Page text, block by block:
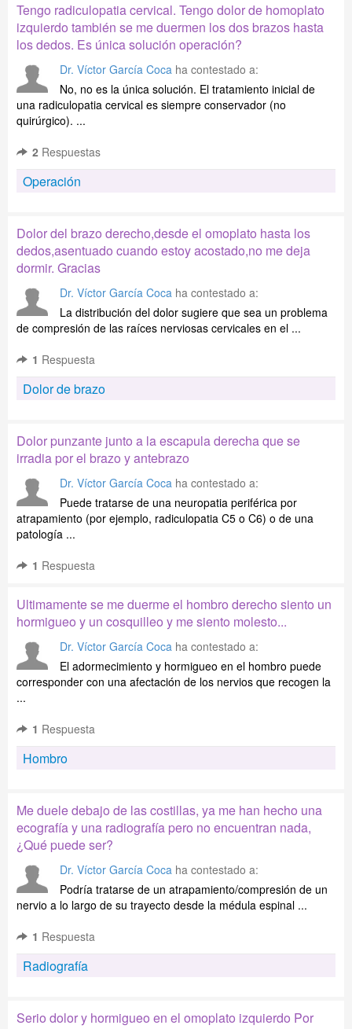
Tengo radiculopatia cervical. Tengo dolor de homoplato
izquierdo también se me duermen los dos brazos hasta
los dedos. Es única solución operación?
Dr. Víctor García Coca ha contestado a:
No, no es la única solución. El tratamiento inicial de
una radiculopatia cervical es siempre conservador (no
quirúrgico). ...
2 Respuestas
Operación
Dolor del brazo derecho,desde el omoplato hasta los
dedos,asentuado cuando estoy acostado,no me deja
dormir. Gracias
Dr. Víctor García Coca ha contestado a:
La distribución del dolor sugiere que sea un problema
de compresión de las raíces nerviosas cervicales en el ...
1 Respuesta
Dolor de brazo
Dolor punzante junto a la escapula derecha que se
irradia por el brazo y antebrazo
Dr. Víctor García Coca ha contestado a:
Puede tratarse de una neuropatia periférica por
atrapamiento (por ejemplo, radiculopatia C5 o C6) o de una
patología ...
1 Respuesta
Ultimamente se me duerme el hombro derecho siento un
hormigueo y un cosquilleo y me siento molesto...
Dr. Víctor García Coca ha contestado a:
El adormecimiento y hormigueo en el hombro puede
corresponder con una afectación de los nervios que recogen la
...
1 Respuesta
Hombro
Me duele debajo de las costillas, ya me han hecho una
ecografía y una radiografía pero no encuentran nada,
¿Qué puede ser?
Dr. Víctor García Coca ha contestado a:
Podría tratarse de un atrapamiento/compresión de un
nervio a lo largo de su trayecto desde la médula espinal ...
1 Respuesta
Radiografía
Serio dolor y hormigueo en el omoplato izquierdo Por